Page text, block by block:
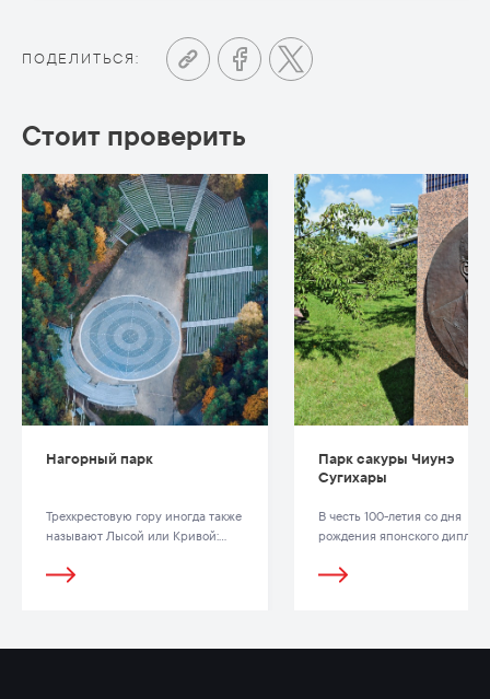
ПОДЕЛИТЬСЯ:
Стоит проверить
Нагорный парк
Трехкрестовую гору иногда также
называют Лысой или Кривой:
Кривой замок.
Парк сакуры Чиунэ
Сугихары
В честь 100-летия со дня
рождения японского
октября 2001 года в